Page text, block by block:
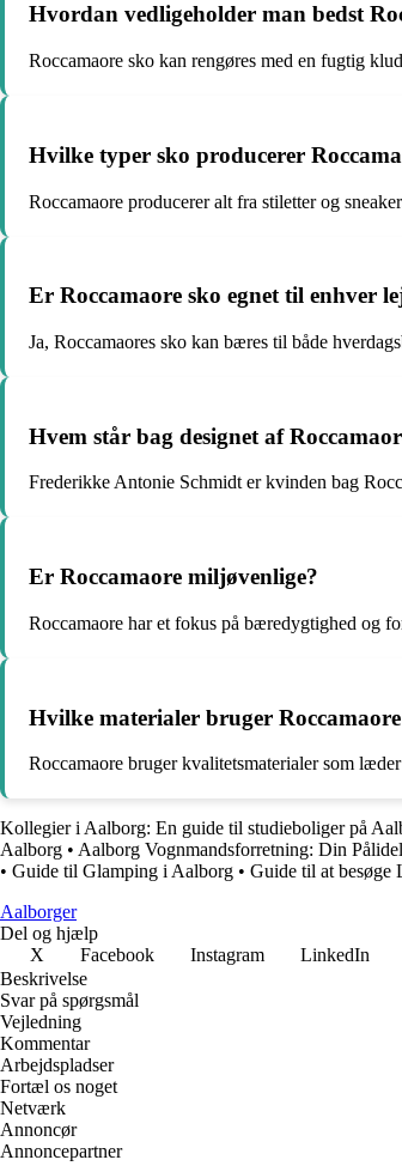
Hvordan vedligeholder man bedst
Roccamaore sko kan rengøres med en fugtig
Hvilke typer sko producerer
Roccamaore producerer alt fra stiletter og
Er Roccamaore sko egnet til enhver
Ja, Roccamaores sko kan bæres til både
Hvem står bag designet af
Frederikke Antonie Schmidt er kvinden bag
Er Roccamaore miljøvenlige?
Roccamaore har et fokus på bæredygtighed og
Hvilke materialer bruger Roccamaore
Roccamaore bruger kvalitetsmaterialer som
Kollegier i Aalborg: En guide til studieboliger på
Aalborg • Aalborg Vognmandsforretning: Din
• Guide til Glamping i Aalborg • Guide til at besøge
Aalborger
Del og hjælp
X
Facebook Instagram LinkedIn
Beskrivelse
Svar på spørgsmål
Vejledning
Kommentar
Arbejdspladser
Fortæl os noget
Netværk
Annoncør
Annoncepartner